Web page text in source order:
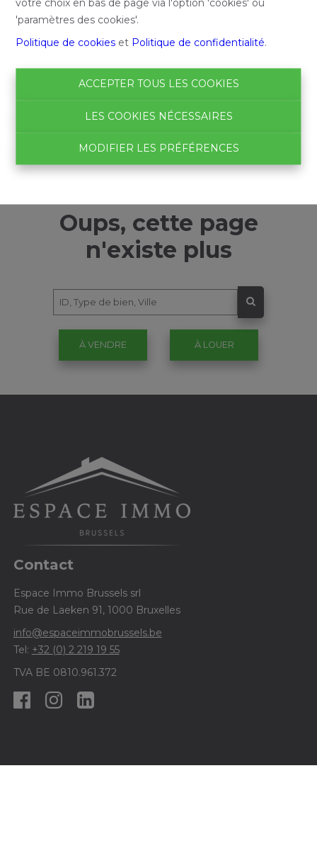
votre choix en bas de page via l'option 'cookies' ou
'paramètres des cookies'.
Politique de cookies et Politique de confidentialité.
ACCEPTER TOUS LES COOKIES
LES COOKIES NÉCESSAIRES
MODIFIER LES PRÉFÉRENCES
Oups, cette page
n'existe plus
À VENDRE À LOUER
Contact
Espace Immo Brussels srl
Rue de Laeken 91, 1000 Bruxelles
info@espaceimmobrussels.be
Tel: +32 (0) 2 219 19 55
TVA BE 0810.961.372